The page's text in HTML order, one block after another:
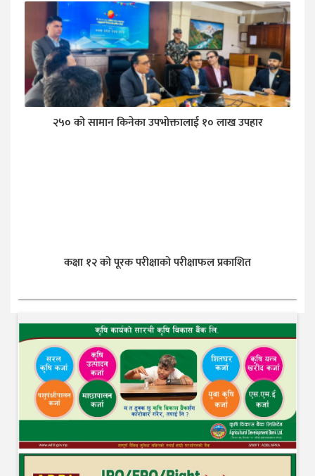
२५० को सामान किनेका उपभोक्तालाई १० लाख उपहार
कक्षा १२ को पूरक परीक्षाको परीक्षाफल प्रकाशित